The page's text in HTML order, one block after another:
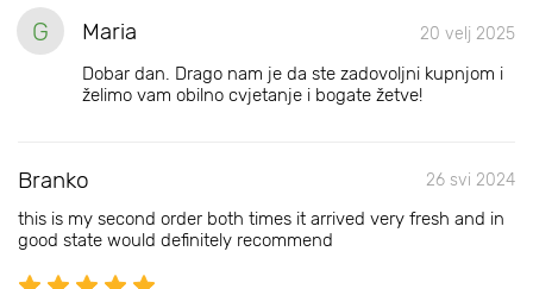
G Maria 20 velj 2025
Dobar dan. Drago nam je da ste zadovoljni kupnjom i
želimo vam obilno cvjetanje i bogate žetve!
Branko 26 svi 2024
this is my second order both times it arrived very fresh and in
good state would definitely recommend